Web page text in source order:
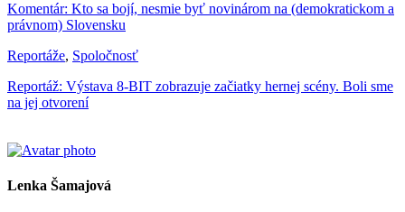
Komentár: Kto sa bojí, nesmie byť novinárom na (demokratickom a
právnom) Slovensku
Reportáže, Spoločnosť
Reportáž: Výstava 8-BIT zobrazuje začiatky hernej scény. Boli sme
na jej otvorení
Lenka Šamajová